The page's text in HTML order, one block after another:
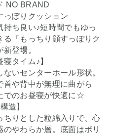
NO BRAND
っぽりクッション
持ち良い♪短時間でもゆっ
る「もっちり顔すっぽりク
登場。
寝タイム♪】
ないセンターホール形状。
首や背中が無理に曲がら
でのお昼寝が快適に☆
造】
ちりとした粒綿入りで、心
のやわらか層。底面はポリ